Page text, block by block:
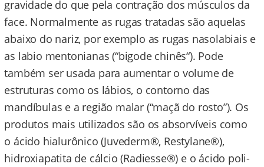
gravidade do que pela contração dos músculos da
face. Normalmente as rugas tratadas são aquelas
abaixo do nariz, por exemplo as rugas nasolabiais e
as labio mentonianas (“bigode chinês“). Pode
também ser usada para aumentar o volume de
estruturas como os lábios, o contorno das
mandíbulas e a região malar (“maçã do rosto”). Os
produtos mais utilizados são os absorvíveis como
o ácido hialurônico (Juvederm®, Restylane®),
hidroxiapatita de cálcio (Radiesse®) e o ácido poli-